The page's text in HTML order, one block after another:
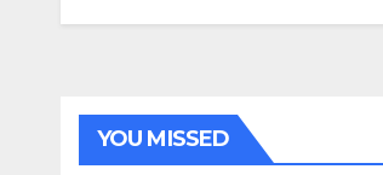
YOU MISSED